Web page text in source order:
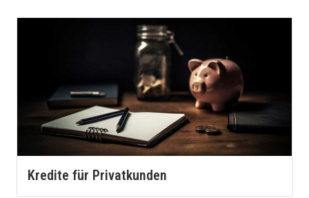
Kredite für Privatkunden